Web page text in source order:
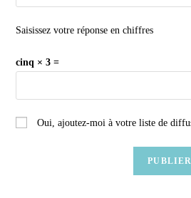
Saisissez votre réponse en chiffres
cinq × 3 =
Oui, ajoutez-moi à votre liste de